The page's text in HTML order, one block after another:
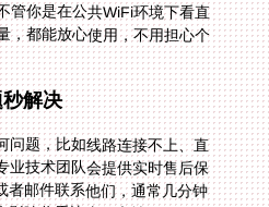
解决
问题，比如线路连接不上、直
业技术团队会提供实时售后保
可以通过在线客服或者邮件联系他们，通常几分钟